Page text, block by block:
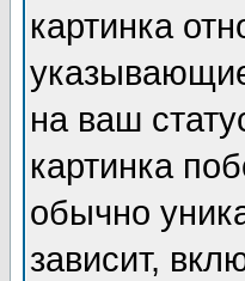
картинка
на ваш
картинка
обычно
зависит,